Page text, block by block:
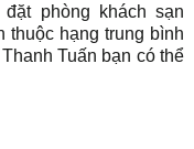
phòng khách sạn
hạng trung bình
Tuấn bạn có thể